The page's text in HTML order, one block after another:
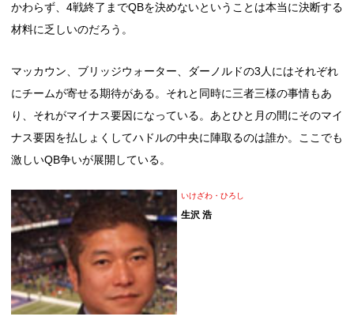
かわらず、4戦終了までQBを決めないということは本当に決断する
材料に乏しいのだろう。
マッカウン、ブリッジウォーター、ダーノルドの3人にはそれぞれ
にチームが寄せる期待がある。それと同時に三者三様の事情もあ
り、それがマイナス要因になっている。あとひと月の間にそのマイ
ナス要因を払しょくしてハドルの中央に陣取るのは誰か。ここでも
激しいQB争いが展開している。
いけざわ・ひろし
生沢 浩